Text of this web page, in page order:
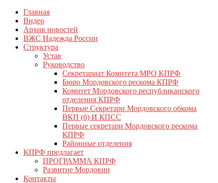
Перейти
содержимому
КПРФ Мордовия
Мордовское Региональное отделение КПРФ
Главная
Видео
Архив новостей
ВЖС Надежда России
Структура
Устав
Руководство
Секретариат Комитета МРО КПРФ
Бюро Мордовского рескома КПРФ
Комитет Мордовского республиканского
отделения КПРФ
Первые Секретари Мордовского обкома
ВКП (б) И КПСС
Первые секретари Мордовского рескома
КПРФ
Районные отделения
КПРФ предлагает
ПРОГРАММА КПРФ
Развитие Мордовии
Контакты